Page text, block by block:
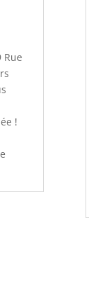
Rue
!